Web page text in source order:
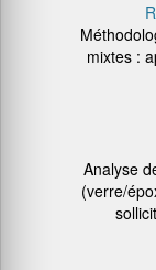
mixtes :
Analyse
(verre/